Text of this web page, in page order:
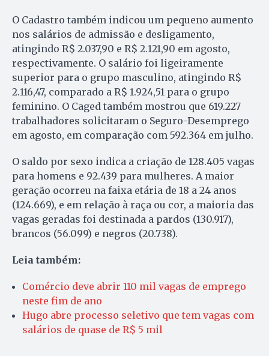
O Cadastro também indicou um pequeno aumento
nos salários de admissão e desligamento,
atingindo R$ 2.037,90 e R$ 2.121,90 em agosto,
respectivamente. O salário foi ligeiramente
superior para o grupo masculino, atingindo R$
2.116,47, comparado a R$ 1.924,51 para o grupo
feminino. O Caged também mostrou que 619.227
trabalhadores solicitaram o Seguro-Desemprego
em agosto, em comparação com 592.364 em julho.
O saldo por sexo indica a criação de 128.405 vagas
para homens e 92.439 para mulheres. A maior
geração ocorreu na faixa etária de 18 a 24 anos
(124.669), e em relação à raça ou cor, a maioria das
vagas geradas foi destinada a pardos (130.917),
brancos (56.099) e negros (20.738).
Leia também:
Comércio deve abrir 110 mil vagas de emprego
neste fim de ano
Hugo abre processo seletivo que tem vagas com
salários de quase de R$ 5 mil